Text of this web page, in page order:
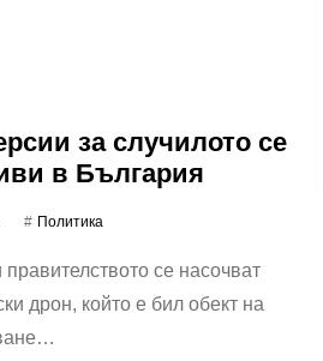
за случилото се
в България
Политика
се насочват
дрон, който е бил обект на